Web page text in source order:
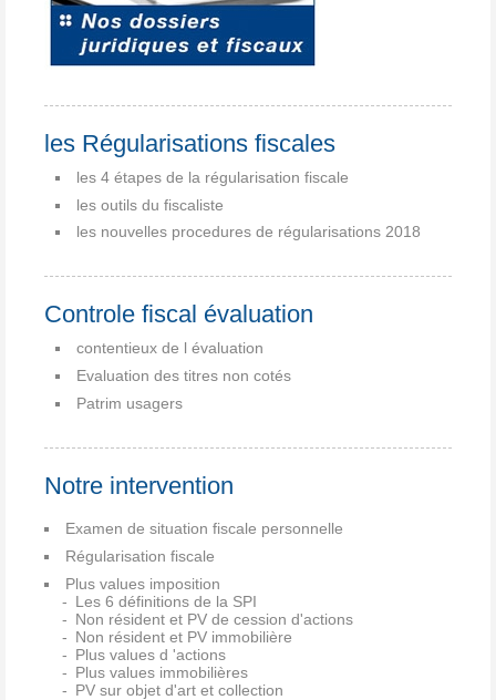
les Régularisations fiscales
les 4 étapes de la régularisation fiscale
les outils du fiscaliste
les nouvelles procedures de régularisations 2018
Controle fiscal évaluation
contentieux de l évaluation
Evaluation des titres non cotés
Patrim usagers
Notre intervention
Examen de situation fiscale personnelle
Régularisation fiscale
Plus values imposition
Les 6 définitions de la SPI
Non résident et PV de cession d'actions
Non résident et PV immobilière
Plus values d 'actions
Plus values immobilières
PV sur objet d'art et collection